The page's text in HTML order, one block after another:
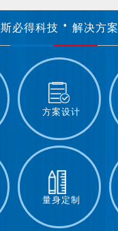
斯必得科技 解决方案
方案设计
量身定制